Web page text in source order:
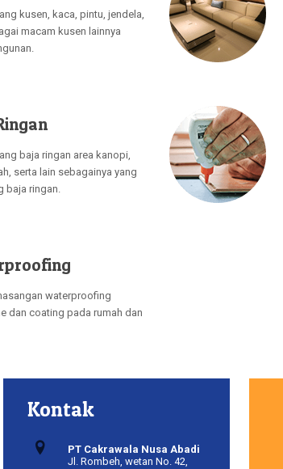
kusen, kaca, pintu, jendela,
macam kusen lainnya
baja ringan area kanopi,
serta lain sebagainya yang
baja ringan.
waterproofing
dan coating pada rumah dan
Kontak
PT Cakrawala Nusa Abadi
Jl. Rombeh, wetan No. 42,